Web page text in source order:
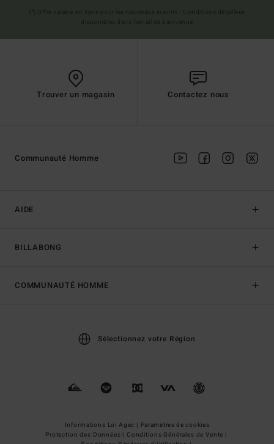
Trouver un magasin Contactez nous
AIDE
BILLABONG
Communauté Homme
COMMUNAUTÉ HOMME
Sélectionnez votre Région
Informations Loi Agec | Paramètres de cookies
Protection des Données | Conditions Générales de Vente |